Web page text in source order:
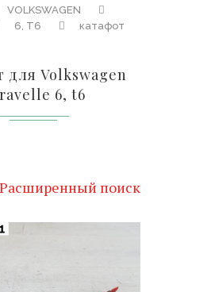
VOLKSWAGEN
6, T6 катафот
для Volkswagen
6, t6
поиск